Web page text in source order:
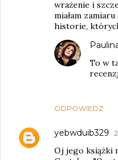
wrażenie i
miałam
historie,
ODPOWIEDZ
To w
yebwduib329
Oj jego książki